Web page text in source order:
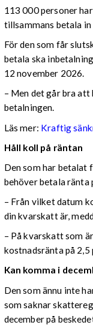
113 000 personer
tillsammans betala
För den som får
betala ska
12 november 2026.
– Men det går bra att
betalningen.
Läs mer: Kraftig
Håll koll på räntan
Den som har
behöver betala ränta
– Från vilket datum
din kvarskatt är,
– På kvarskatt som
kostnadsränta på
Kan komma i
Den som ännu inte
som saknar
december på